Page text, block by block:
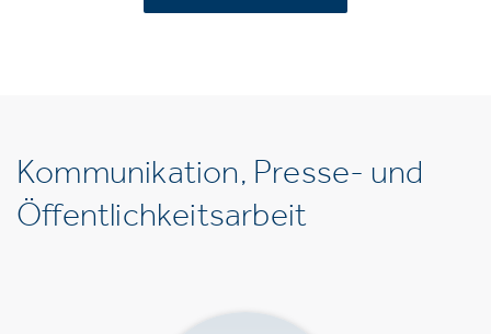
Kommunikation, Presse- und
Öffentlichkeitsarbeit